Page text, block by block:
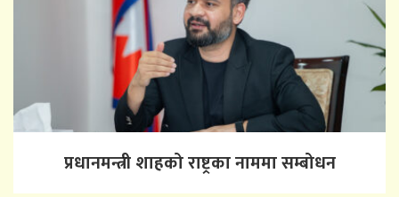
प्रधानमन्त्री शाहको राष्ट्रका नाममा सम्बोधन